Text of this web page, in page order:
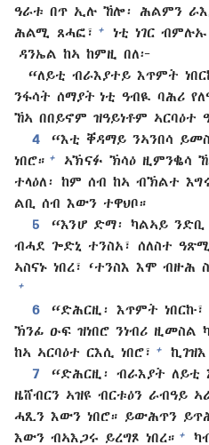
ዓራቱ በጥ ኢሉ ኸሎ፡ ሕልምን
ሕልሚ ጸሓፎ፣
+ ነቲ ነገር
ዳንኤል ከኣ ከምዚ በለ፦
“ለይቲ ብራእያተይ እጥምት
ንፋሳት ሰማያት ነቲ ዓብዪ ባሕሪ
ኸኣ በበይኖም ዝዓይነቶም ኣርባዕተ
4
“እቲ ቐዳማይ ንኣንበሳ
ነበሮ። +
ኣኽናፉ ኽሳዕ ዚምንቈሳ
ተላዕለ፡ ከም ሰብ ከኣ ብኽልተ
ልቢ ሰብ እውን ተዋህቦ።
5
“እንሆ ድማ፡ ካልኣይ
ብሓደ ጐድኒ ተንስአ፣ ሰለስተ
ኣስናኑ ነበረ፣ ‘ተንስእ እሞ ብዙሕ
+
6
“ድሕርዚ፡ እጥምት
ኽንፊ ዑፍ ዝነበሮ ንነብሪ ዚመስል
ከኣ ኣርባዕተ ርእሲ ነበሮ፣
+
7
“ድሕርዚ፡ ብራእያት ለይቲ
ዜሸብርን ኣዝዩ ብርቱዕን ራብዓይ
ሓጺን እውን ነበሮ። ይውሕጥን
እውን ብኣእጋሩ ይረግጾ ነበረ። +